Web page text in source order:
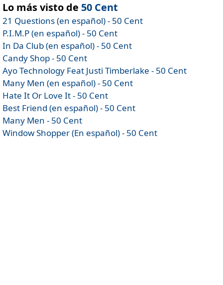
Lo más visto de 50 Cent
21 Questions (en español) - 50 Cent
P.I.M.P (en español) - 50 Cent
In Da Club (en español) - 50 Cent
Candy Shop - 50 Cent
Ayo Technology Feat Justi Timberlake - 50 Cent
Many Men (en español) - 50 Cent
Hate It Or Love It - 50 Cent
Best Friend (en español) - 50 Cent
Many Men - 50 Cent
Window Shopper (En español) - 50 Cent